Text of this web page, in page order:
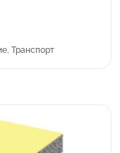
Транспорт